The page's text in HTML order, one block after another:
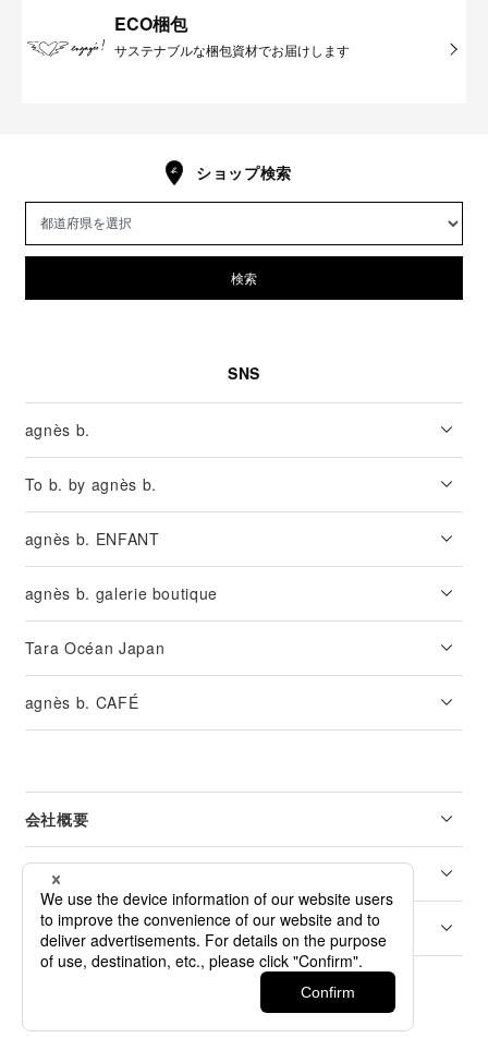
ECO梱包
サステナブルな梱包資材でお届けします
ショップ検索
検索
SNS
agnès b.
To b. by agnès b.
agnès b. ENFANT
agnès b. galerie boutique
Tara Océan Japan
agnès b. CAFÉ
会社概要
リーガル
カスタマーサービス